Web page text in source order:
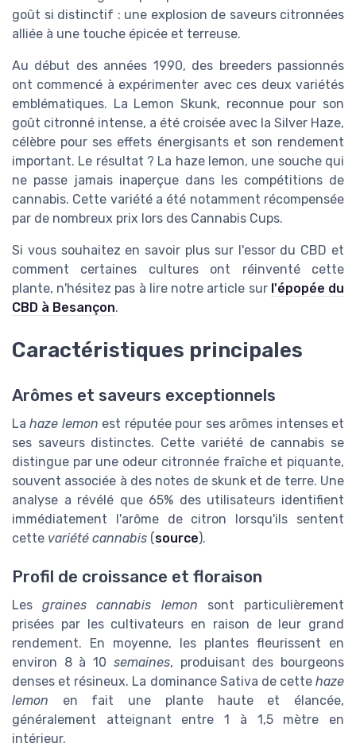
goût si distinctif : une explosion de saveurs citronnées
alliée à une touche épicée et terreuse.
Au début des années 1990, des breeders passionnés
ont commencé à expérimenter avec ces deux variétés
emblématiques. La Lemon Skunk, reconnue pour son
goût citronné intense, a été croisée avec la Silver Haze,
célèbre pour ses effets énergisants et son rendement
important. Le résultat ? La haze lemon, une souche qui
ne passe jamais inaperçue dans les compétitions de
cannabis. Cette variété a été notamment récompensée
par de nombreux prix lors des Cannabis Cups.
Si vous souhaitez en savoir plus sur l'essor du CBD et
comment certaines cultures ont réinventé cette
plante, n'hésitez pas à lire notre article sur l'épopée du
CBD à Besançon.
Caractéristiques principales
Arômes et saveurs exceptionnels
Lahaze lemon est réputée pour ses arômes intenses et
ses saveurs distinctes. Cette variété de cannabis se
distingue par une odeur citronnée fraîche et piquante,
souvent associée à des notes de skunk et de terre. Une
analyse a révélé que 65% des utilisateurs identifient
immédiatement l'arôme de citron lorsqu'ils sentent
cette variété cannabis (source).
Profil de croissance et floraison
Lesgraines cannabis lemon sont particulièrement
prisées par les cultivateurs en raison de leur grand
rendement. En moyenne, les plantes fleurissent en
environ 8 à 10 semaines, produisant des bourgeons
denses et résineux. La dominance Sativa de cette haze
lemon en fait une plante haute et élancée,
généralement atteignant entre 1 à 1,5 mètre en
intérieur.